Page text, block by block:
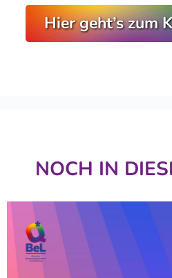
Hier geht’s zum
NOCH IN